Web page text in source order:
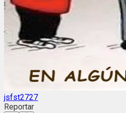
jsfst2727
Reportar